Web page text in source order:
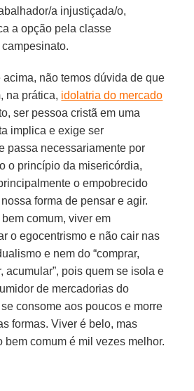
a injustiçada/o,
a opção pela classe
acima, não temos dúvida de que
na prática, idolatria do mercado
ser pessoa cristã em uma
implica e exige ser
passa necessariamente por
o princípio da misericórdia,
o empobrecido
forma de pensar e agir.
comum, viver em
o egocentrismo e não cair nas
e nem do “comprar,
acumular”, pois quem se isola e
de mercadorias do
consome aos poucos e morre
formas. Viver é belo, mas
bem comum é mil vezes melhor.